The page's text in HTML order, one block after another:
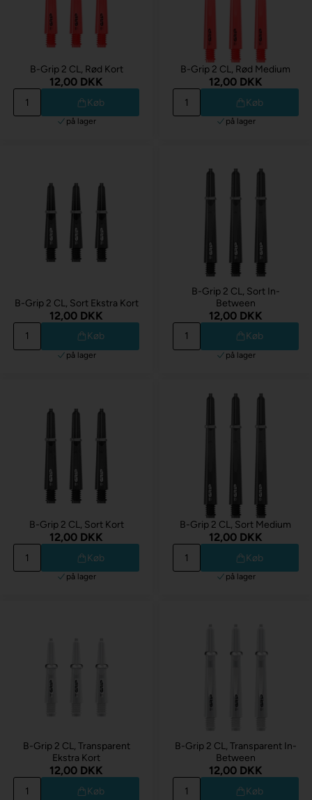
B-Grip 2 CL, Rød Kort
12,00 DKK
Køb
på lager
B-Grip 2 CL, Rød Medium
12,00 DKK
Køb
på lager
B-Grip 2 CL, Sort Ekstra Kort
12,00 DKK
Køb
på lager
B-Grip 2 CL, Sort In-
Between
12,00 DKK
Køb
på lager
B-Grip 2 CL, Sort Kort
12,00 DKK
Køb
på lager
B-Grip 2 CL, Sort Medium
12,00 DKK
Køb
på lager
B-Grip 2 CL, Transparent
Ekstra Kort
12,00 DKK
Køb
B-Grip 2 CL, Transparent In-
Between
12,00 DKK
Køb